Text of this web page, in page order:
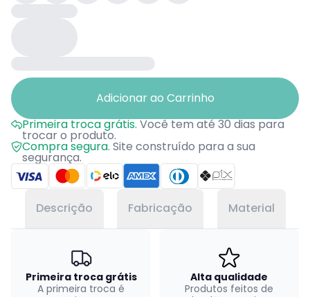
Adicionar ao Carrinho
Primeira troca grátis.Você tem até 30 dias para
trocar o produto.
Compra segura. Site construído para a sua
segurança.
Descrição Fabricação Material
Primeira troca grátis
A primeira troca é
Alta qualidade
Produtos feitos de